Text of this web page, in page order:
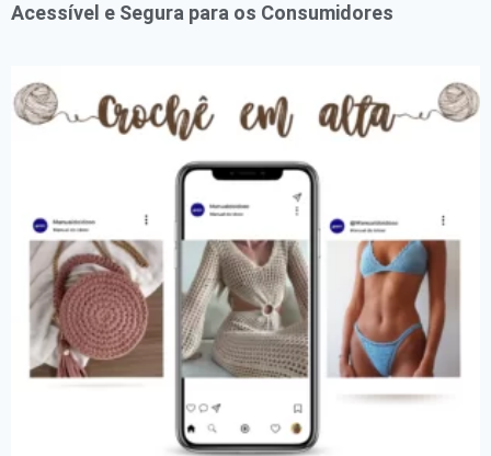
Acessível e Segura para os Consumidores